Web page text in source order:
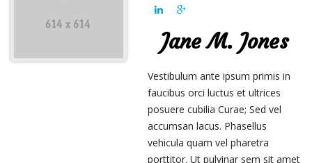
Jane M. Jones
Vestibulum ante ipsum primis in
faucibus orci luctus et ultrices
posuere cubilia Curae; Sed vel
accumsan lacus. Phasellus
vehicula quam vel pharetra
porttitor. Ut pulvinar sem sit amet